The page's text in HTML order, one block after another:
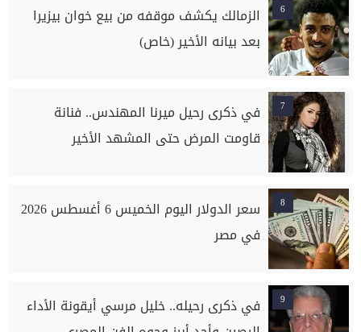
6
الزمالك يكشف موقفه من بيع خوان بيزيرا
بعد بيانه الأخير (خاص)
7
في ذكرى رحيل ميرنا المهندس.. فنانة
قاومت المرض حتى المشهد الأخير
8
سعر الدولار اليوم الخميس 6 أغسطس 2026
في مصر
9
في ذكرى رحيله.. خليل مرسي أيقونة الأداء